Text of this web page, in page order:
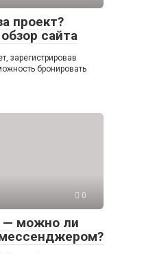
проект?
сайта
зарегистрировав
бронировать
0
— можно ли